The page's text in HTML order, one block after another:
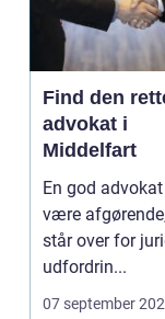
Find den
advokat i
Middelfart
En god
være
står over for
udfordrin...
07 september